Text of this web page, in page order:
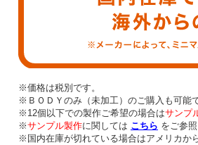
※価格は税別です。
※ＢＯＤＹのみ（未加工）のご購入も可能で
※12個以下での製作ご希望の場合はサンプ
※サンプル製作に関しては こちら をご参照
※国内在庫が切れている場合はアメリカか